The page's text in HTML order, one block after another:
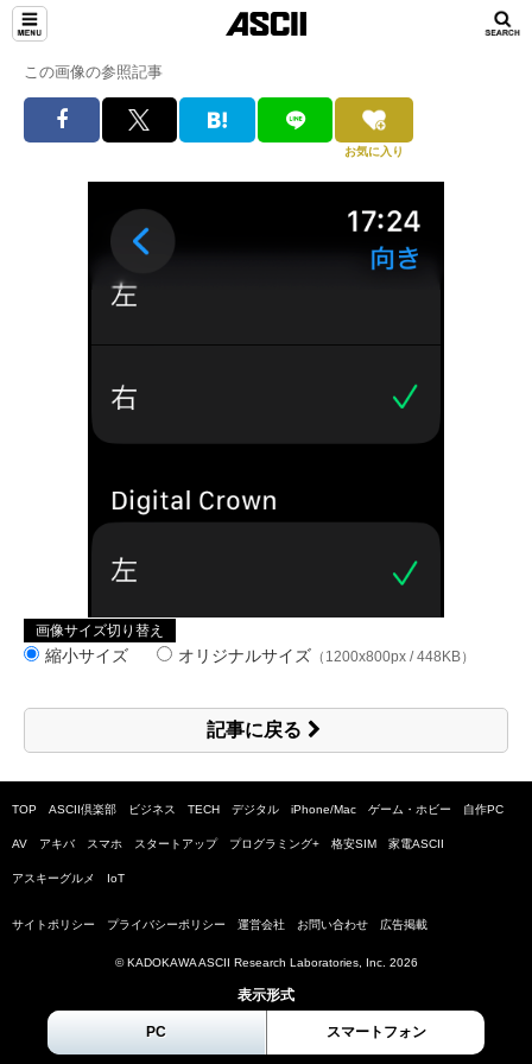
この画像の参照記事
お気に入り
画像サイズ切り替え
縮小サイズ オリジナルサイズ （1200x800px / 448KB）
記事に戻る
TOP ASCII倶楽部 ビジネス TECH デジタル iPhone/Mac ゲーム・ホビー 自作PC
AV アキバ スマホ スタートアップ プログラミング+ 格安SIM 家電ASCII
アスキーグルメ IoT
サイトポリシー プライバシーポリシー 運営会社 お問い合わせ 広告掲載
© KADOKAWA ASCII Research Laboratories, Inc. 2026
表示形式
PC スマートフォン